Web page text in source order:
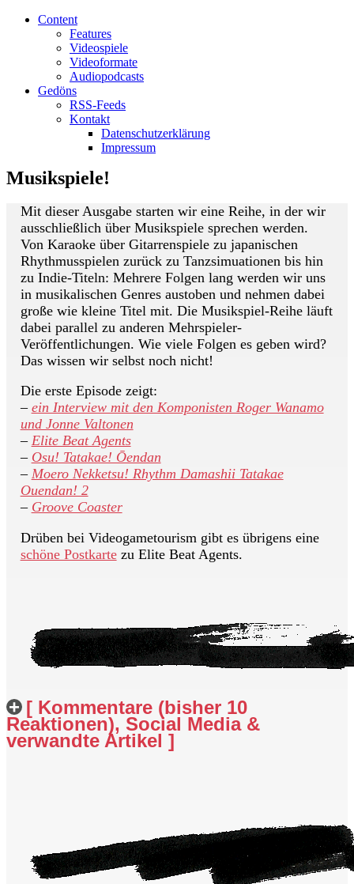
Content
Features
Videospiele
Videoformate
Audiopodcasts
Gedöns
RSS-Feeds
Kontakt
Datenschutzerklärung
Impressum
Musikspiele!
Mit dieser Ausgabe starten wir eine Reihe, in der wir
ausschließlich über Musikspiele sprechen werden.
Von Karaoke über Gitarrenspiele zu japanischen
Rhythmusspielen zurück zu Tanzsimuationen bis hin
zu Indie-Titeln: Mehrere Folgen lang werden wir uns
in musikalischen Genres austoben und nehmen dabei
große wie kleine Titel mit. Die Musikspiel-Reihe läuft
dabei parallel zu anderen Mehrspieler-
Veröffentlichungen. Wie viele Folgen es geben wird?
Das wissen wir selbst noch nicht!
Die erste Episode zeigt:
– ein Interview mit den Komponisten Roger Wanamo
und Jonne Valtonen
– Elite Beat Agents
– Osu! Tatakae! Ōendan
– Moero Nekketsu! Rhythm Damashii Tatakae
Ouendan! 2
– Groove Coaster
Drüben bei Videogametourism gibt es übrigens eine
schöne Postkartezu Elite Beat Agents.
[ Kommentare (bisher 10
Reaktionen), Social Media &
verwandte Artikel ]